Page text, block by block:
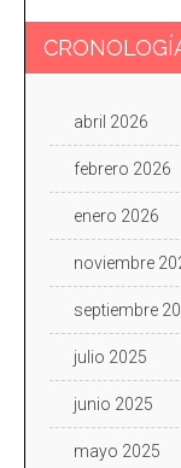
abril 2026
febrero 2026
enero 2026
noviembre
septiembre
julio 2025
junio 2025
mayo 2025